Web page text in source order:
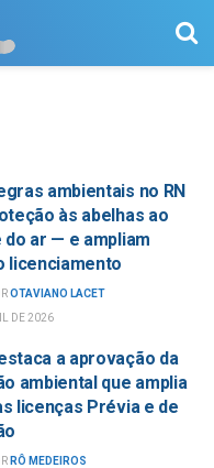
ambientais no RN
às abelhas ao
ar — e ampliam
licenciamento
OTAVIANO LACET
DE 2026
a aprovação da
ambiental que amplia
licenças Prévia e de
RÔ MEDEIROS